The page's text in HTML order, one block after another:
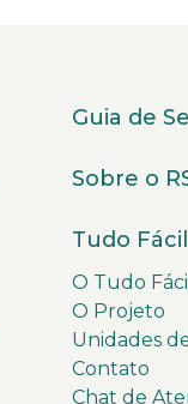
Guia de
Sobre o
Tudo Fácil
O Tudo Fácil
O Projeto
Unidades
Contato
Chat de